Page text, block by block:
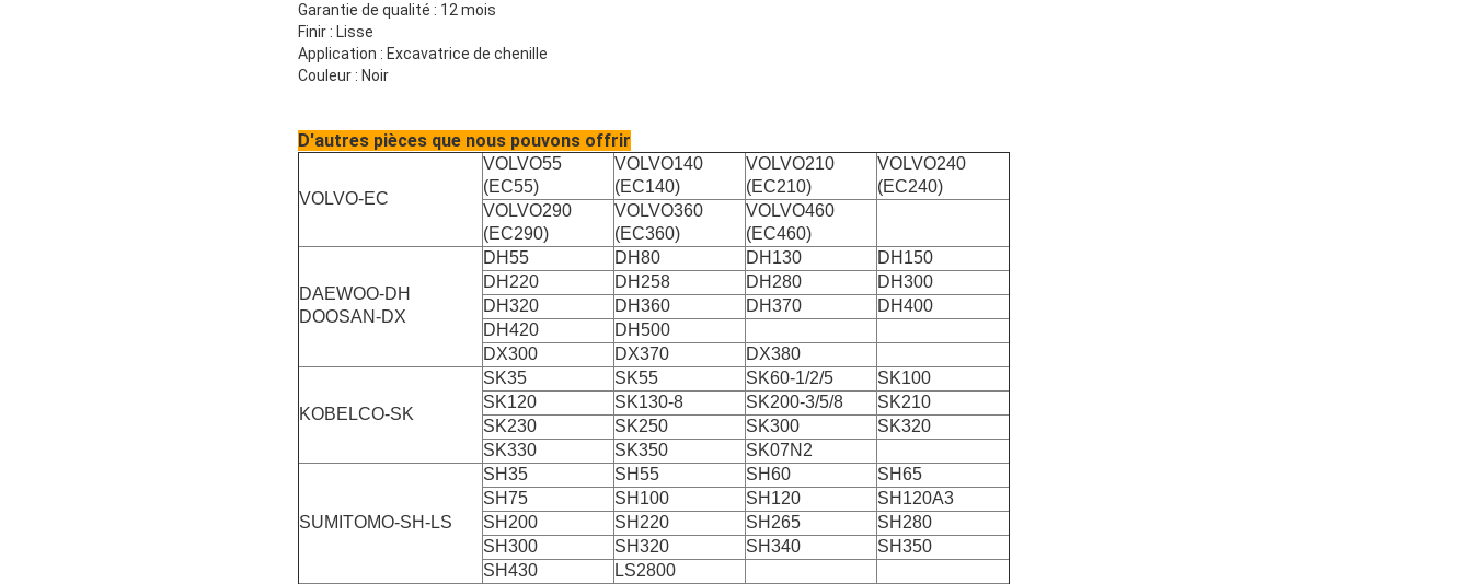
Garantie de qualité : 12 mois
Finir : Lisse
Application : Excavatrice de chenille
Couleur : Noir
D'autres pièces que nous pouvons offrir
VOLVO-EC
VOLVO55
(EC55)
VOLVO140
(EC140)
VOLVO210
(EC210)
VOLVO240
(EC240)
VOLVO290
(EC290)
VOLVO360
(EC360)
VOLVO460
(EC460)
DAEWOO-DH
DOOSAN-DX
DH55 DH80 DH130
DH150
DH220
DH258 DH280
DH300
DH320
DH360 DH370
DH400
DH420
DH500
DX300
DX370 DX380
KOBELCO-SK
SK35 SK55 SK60-1/2/5
SK100
SK120
SK130-8 SK200-3/5/8
SK210
SK230
SK250 SK300
SK320
SK330
SK350 SK07N2
SUMITOMO-SH-LS
SH35 SH55 SH60
SH65
SH75
SH100 SH120
SH120A3
SH200
SH220 SH265
SH280
SH300
SH320 SH340
SH350
SH430
LS2800